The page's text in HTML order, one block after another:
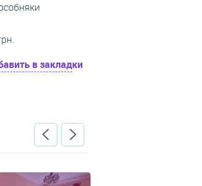
Дома - особняки
16 000 грн.
Добавить в закладки